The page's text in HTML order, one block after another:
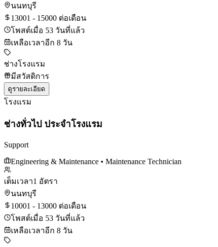
นนทบุรี
13001 - 15000 ต่อเดือน
โพสต์เมื่อ 53 วันที่แล้ว
เหลือเวลาอีก 8 วัน
ช่างโรงแรม
มีสวัสดิการ
ดูรายละเอียด
โรงแรม
ช่างทั่วไป ประจำโรงแรม
Support
Engineering & Maintenance • Maintenance Technician
เต็มเวลา1 อัตรา
นนทบุรี
10001 - 13000 ต่อเดือน
โพสต์เมื่อ 53 วันที่แล้ว
เหลือเวลาอีก 8 วัน